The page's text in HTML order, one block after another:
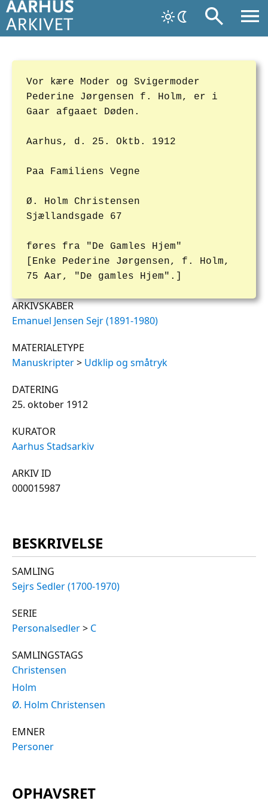
Vor kære Moder og Svigermoder
Pederine Jørgensen f. Holm, er i
Gaar afgaaet Døden.
Aarhus, d. 25. Oktb. 1912
Paa Familiens Vegne
Ø. Holm Christensen
Sjællandsgade 67
føres fra "De Gamles Hjem"
[Enke Pederine Jørgensen, f. Holm,
75 Aar, "De gamles Hjem".]
ARKIVSKABER
Emanuel Jensen Sejr (1891-1980)
MATERIALETYPE
Manuskripter> Udklip og småtryk
DATERING
25. oktober 1912
KURATOR
Aarhus Stadsarkiv
ARKIV ID
000015987
BESKRIVELSE
SAMLING
Sejrs Sedler (1700-1970)
SERIE
Personalsedler> C
SAMLINGSTAGS
Christensen
Holm
Ø. Holm Christensen
EMNER
Personer
OPHAVSRET